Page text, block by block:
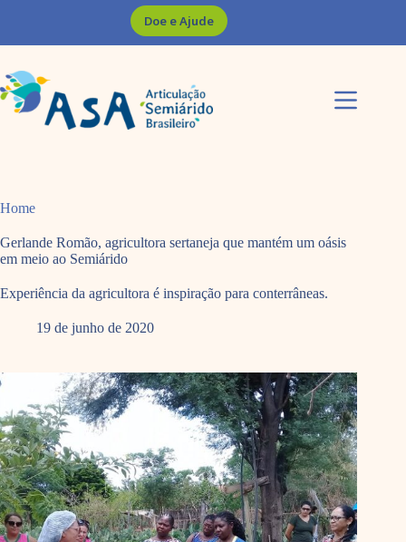
Doe e Ajude
Home
Gerlande Romão, agricultora sertaneja que mantém um oásis
em meio ao Semiárido
Experiência da agricultora é inspiração para conterrâneas.
19 de junho de 2020